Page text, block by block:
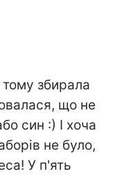
збирала
що не
син :) І хоча
не було,
У п'ять